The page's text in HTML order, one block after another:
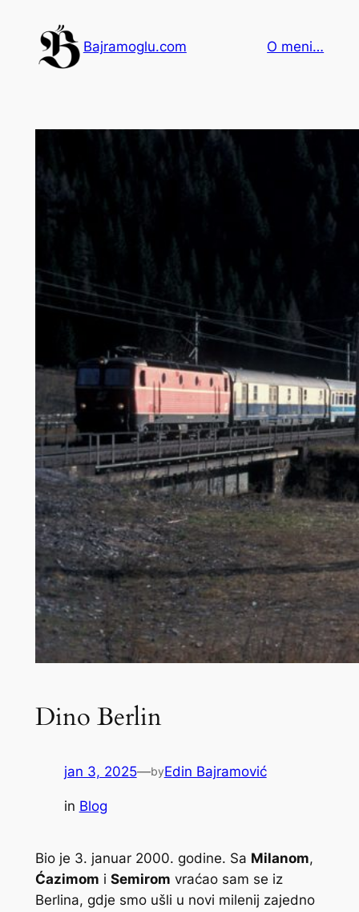
sadržaj
Bajramoglu.com O meni…
Dino Berlin
jan 3, 2025—byEdin Bajramović
in Blog
Bio je 3. januar 2000. godine. Sa Milanom,
Ćazimom i Semirom vraćao sam se iz
Berlina, gdje smo ušli u novi milenij zajedno